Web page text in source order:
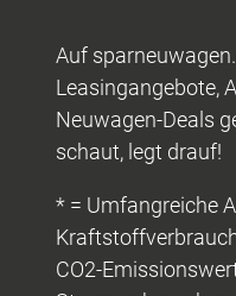
Auf
Leasingangebote,
Neuwagen-Deals
schaut, legt drauf!
* = Umfangreiche
CO2-